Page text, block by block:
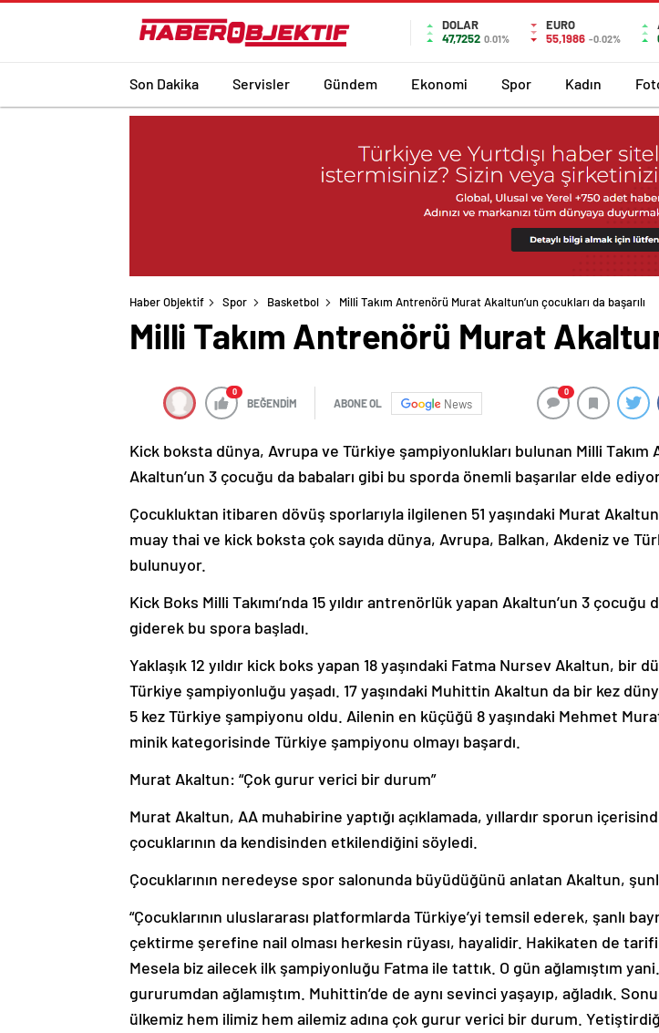
DOLAR
47,7252 0.01%
EURO
55,1986 -0.02%
Son Dakika Servisler Gündem Ekonomi Spor Kadın
Haber Objektif Spor Basketbol Milli Takım Antrenörü Murat Akaltun’un çocukları da başarılı
Milli Takım Antrenörü Murat
0
BEĞENDİM ABONE OL News
0
Kick boksta dünya, Avrupa ve Türkiye şampiyonlukları bulunan Milli
Akaltun’un 3 çocuğu da babaları gibi bu sporda önemli başarılar elde
Çocukluktan itibaren dövüş sporlarıyla ilgilenen 51 yaşındaki Murat
muay thai ve kick boksta çok sayıda dünya, Avrupa, Balkan, Akdeniz ve
bulunuyor.
Kick Boks Milli Takımı’nda 15 yıldır antrenörlük yapan Akaltun’un 3 çocuğu
giderek bu spora başladı.
Yaklaşık 12 yıldır kick boks yapan 18 yaşındaki Fatma Nursev Akaltun, bir
Türkiye şampiyonluğu yaşadı. 17 yaşındaki Muhittin Akaltun da bir kez
5 kez Türkiye şampiyonu oldu. Ailenin en küçüğü 8 yaşındaki Mehmet
minik kategorisinde Türkiye şampiyonu olmayı başardı.
Murat Akaltun: “Çok gurur verici bir durum”
Murat Akaltun, AA muhabirine yaptığı açıklamada, yıllardır sporun
çocuklarının da kendisinden etkilendiğini söyledi.
Çocuklarının neredeyse spor salonunda büyüdüğünü anlatan Akaltun,
“Çocuklarının uluslararası platformlarda Türkiye’yi temsil ederek, şanlı
çektirme şerefine nail olması herkesin rüyası, hayalidir. Hakikaten de
Mesela biz ailecek ilk şampiyonluğu Fatma ile tattık. O gün ağlamıştım
gururumdan ağlamıştım. Muhittin’de de aynı sevinci yaşayıp, ağladık.
ülkemiz hem ilimiz hem ailemiz adına çok gurur verici bir durum.